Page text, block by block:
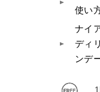
使い
ナイ
ディ
ンデ